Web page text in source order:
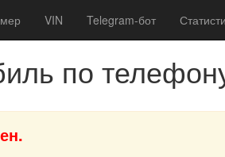
VIN Telegram-бот
по